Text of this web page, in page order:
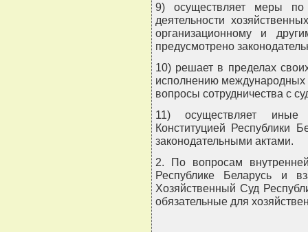
9) осуществляет меры
деятельности
организационному и
предусмотрено
10) решает в пределах
исполнению международных
вопросы сотрудничества с
11) осуществляет иные
Конституцией Республики
законодательными актами.
2. По вопросам
Республике Беларусь и
Хозяйственный Суд
обязательные для